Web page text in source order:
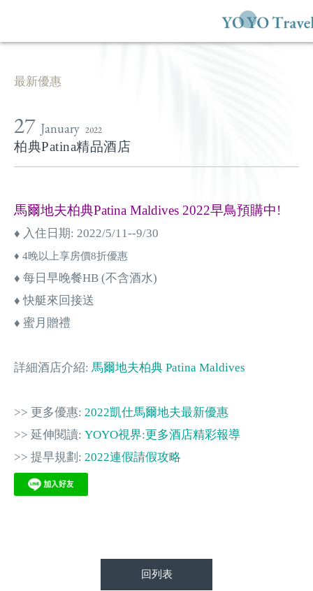
最新優惠
27 January 2022
柏典Patina精品酒店
馬爾地夫柏典Patina Maldives 2022早鳥預購中!
♦ 入住日期: 2022/5/11--9/30
♦ 4晚以上享房價8折優惠
♦ 每日早晚餐HB (不含酒水)
♦ 快艇來回接送
♦ 蜜月贈禮
詳細酒店介紹: 馬爾地夫柏典 Patina Maldives
>> 更多優惠: 2022凱仕馬爾地夫最新優惠
>> 延伸閱讀: YOYO視界:更多酒店精彩報導
>> 提早規劃: 2022連假請假攻略
回列表